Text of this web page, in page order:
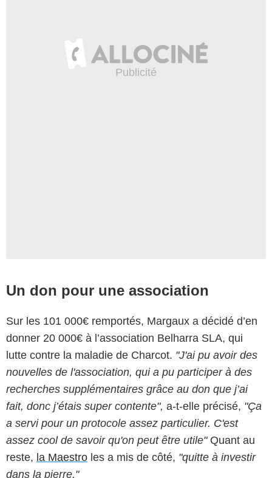
Un don pour une association
Sur les 101 000€ remportés, Margaux a décidé d’en
donner 20 000€ à l’association Belharra SLA, qui
lutte contre la maladie de Charcot. "J'ai pu avoir des
nouvelles de l'association, qui a pu participer à des
recherches supplémentaires grâce au don que j’ai
fait, donc j’étais super contente", a-t-elle précisé, "Ça
a servi pour un protocole assez particulier. C'est
assez cool de savoir qu'on peut être utile" Quant au
reste, la Maestro les a mis de côté, "quitte à investir
dans la pierre."